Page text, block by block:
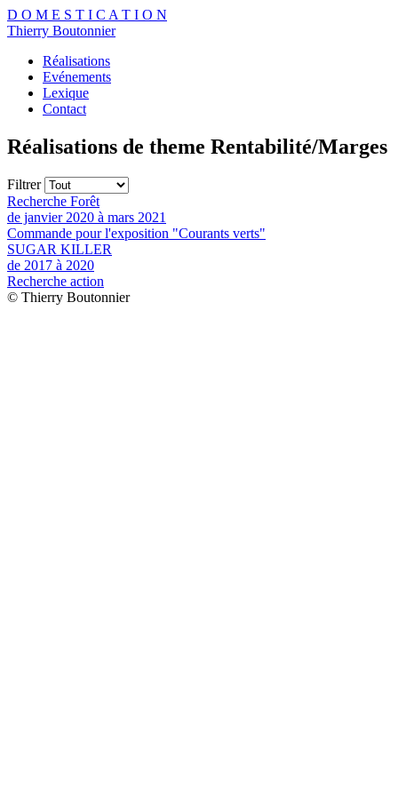
D O M E S T I C A T I O N
Thierry Boutonnier
Réalisations
Evénements
Lexique
Contact
Réalisations de theme Rentabilité/Marges
Filtrer
Recherche Forêt
de janvier 2020 à mars 2021
Commande pour l'exposition "Courants verts"
SUGAR KILLER
de 2017 à 2020
Recherche action
© Thierry Boutonnier